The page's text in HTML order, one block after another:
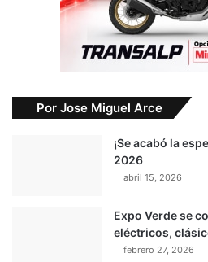
Por Jose Miguel Arce
¡Se acabó la
2026
abril 15, 2026
Expo Verde se
eléctricos,
febrero 27, 2026